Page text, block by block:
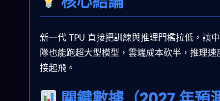
新一代 TPU 直接把訓練與推理門檻拉低，讓
隊也能跑超大型模型，雲端成本砍半，推理速
接起飛。